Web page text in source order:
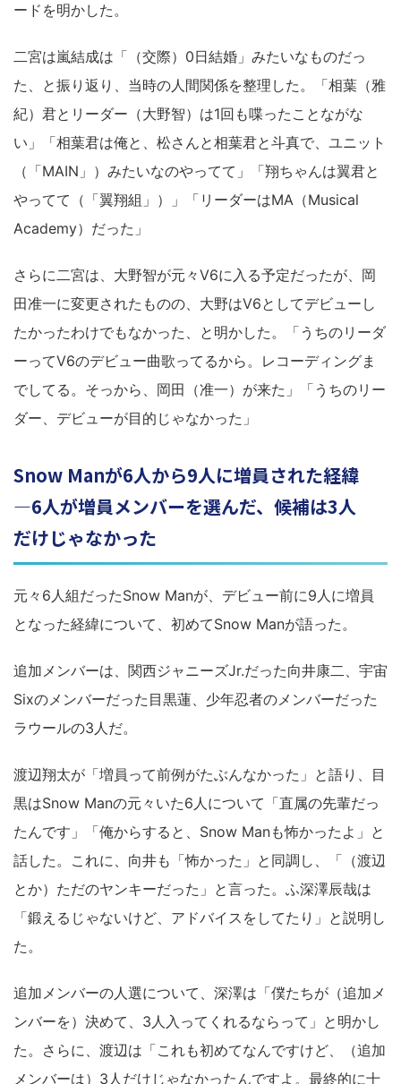
ードを明かした。
二宮は嵐結成は「（交際）0日結婚」みたいなものだっ
た、と振り返り、当時の人間関係を整理した。「相葉（雅
紀）君とリーダー（大野智）は1回も喋ったことながな
い」「相葉君は俺と、松さんと相葉君と斗真で、ユニット
（「MAIN」）みたいなのやってて」「翔ちゃんは翼君と
やってて（「翼翔組」）」「リーダーはMA（Musical
Academy）だった」
さらに二宮は、大野智が元々V6に入る予定だったが、岡
田准一に変更されたものの、大野はV6としてデビューし
たかったわけでもなかった、と明かした。「うちのリーダ
ーってV6のデビュー曲歌ってるから。レコーディングま
でしてる。そっから、岡田（准一）が来た」「うちのリー
ダー、デビューが目的じゃなかった」
Snow Manが6人から9人に増員された経緯
―6人が増員メンバーを選んだ、候補は3人
だけじゃなかった
元々6人組だったSnow Manが、デビュー前に9人に増員
となった経緯について、初めてSnow Manが語った。
追加メンバーは、関西ジャニーズJr.だった向井康二、宇宙
Sixのメンバーだった目黒蓮、少年忍者のメンバーだった
ラウールの3人だ。
渡辺翔太が「増員って前例がたぶんなかった」と語り、目
黒はSnow Manの元々いた6人について「直属の先輩だっ
たんです」「俺からすると、Snow Manも怖かったよ」と
話した。これに、向井も「怖かった」と同調し、「（渡辺
とか）ただのヤンキーだった」と言った。ふ深澤辰哉は
「鍛えるじゃないけど、アドバイスをしてたり」と説明し
た。
追加メンバーの人選について、深澤は「僕たちが（追加メ
ンバーを）決めて、3人入ってくれるならって」と明かし
た。さらに、渡辺は「これも初めてなんですけど、（追加
メンバーは）3人だけじゃなかったんですよ。最終的に十